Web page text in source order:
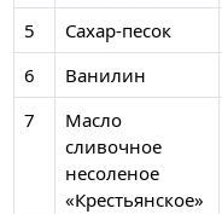
5 Сахар-песок
6
Ванилин
7
Масло
сливочное
несоленое
«Крестьянское»